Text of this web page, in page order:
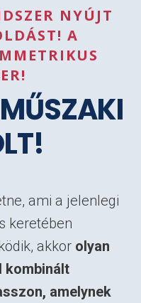
NYÚJT
A
ami a jelenlegi
keretében
akkor olyan
kombinált
amelynek